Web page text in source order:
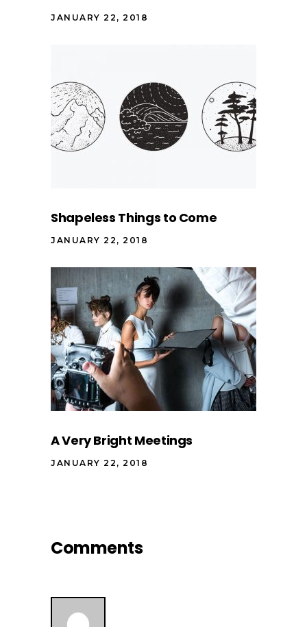
JANUARY 22, 2018
Shapeless Things to Come
JANUARY 22, 2018
A Very Bright Meetings
JANUARY 22, 2018
Comments